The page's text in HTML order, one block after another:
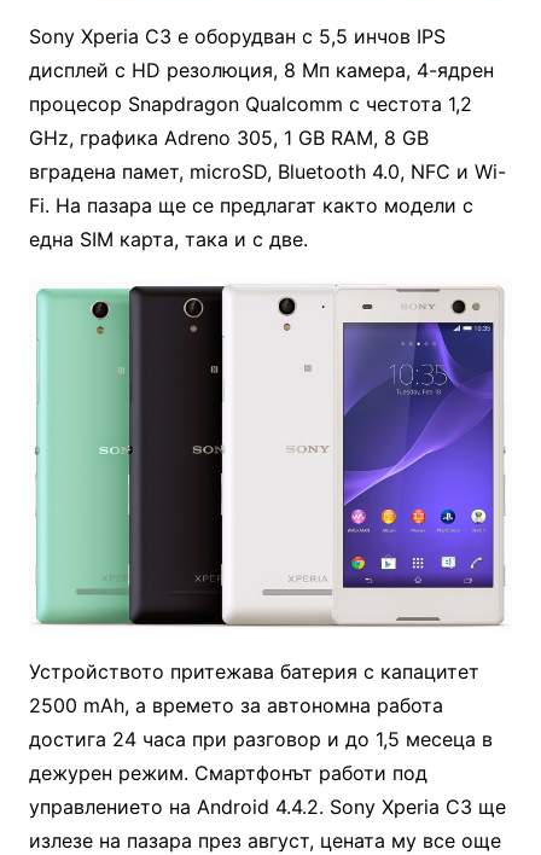
Sony Xperia C3 е оборудван с 5,5 инчов IPS
дисплей с HD резолюция, 8 Мп камера, 4-ядрен
процесор Snapdragon Qualcomm с честота 1,2
GHz, графика Adreno 305, 1 GB RAM, 8 GB
вградена памет, microSD, Bluetooth 4.0, NFC и Wi-
Fi. На пазара ще се предлагат както модели с
една SIM карта, така и с две.
Устройството притежава батерия с капацитет
2500 mAh, а времето за автономна работа
достига 24 часа при разговор и до 1,5 месеца в
дежурен режим. Смартфонът работи под
управлението на Android 4.4.2. Sony Xperia C3 ще
излезе на пазара през август, цената му все още